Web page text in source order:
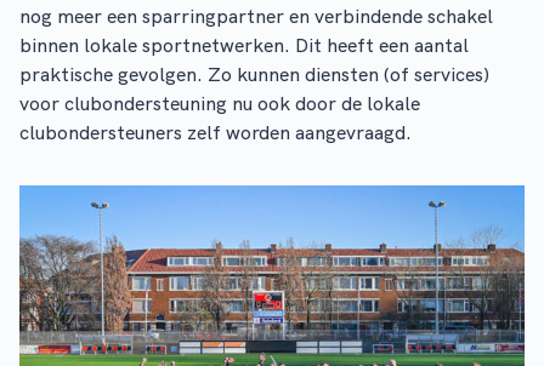
nog meer een sparringpartner en verbindende schakel
binnen lokale sportnetwerken. Dit heeft een aantal
praktische gevolgen. Zo kunnen diensten (of services)
voor clubondersteuning nu ook door de lokale
clubondersteuners zelf worden aangevraagd.